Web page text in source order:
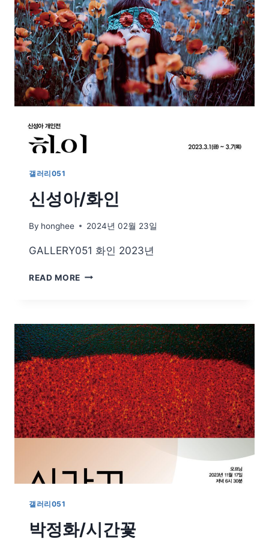
괘
적
갤러리051
신성아/화인
By honghee 2024년 02월 23일
GALLERY051 화인 2023년
READ MORE 신
인
갤러리051
박정화/시간꽃